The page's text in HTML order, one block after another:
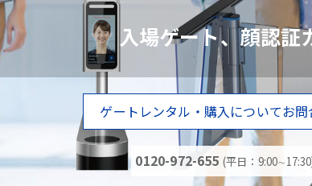
入場ゲート、顔認証
ゲートレンタル・購入についてお問
0120-972-655 (平日：